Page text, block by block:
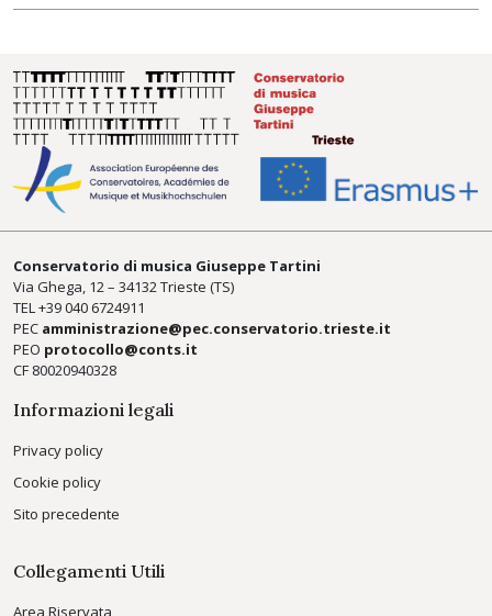
Conservatorio di musica Giuseppe Tartini
Via Ghega, 12 – 34132 Trieste (TS)
TEL +39040 6724911
PEC amministrazione@pec.conservatorio.trieste.it
PEO protocollo@conts.it
CF 80020940328
Informazioni legali
Privacy policy
Cookie policy
Sito precedente
Collegamenti Utili
Area Riservata